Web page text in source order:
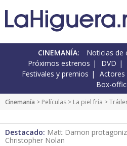
CINEMANÍA: Noticias de
Próximos estrenos
DVD
Festivales y premios
Actores
Box-
Cinemanía > Películas > La piel fría >
Destacado: Matt Damon
Christopher Nolan